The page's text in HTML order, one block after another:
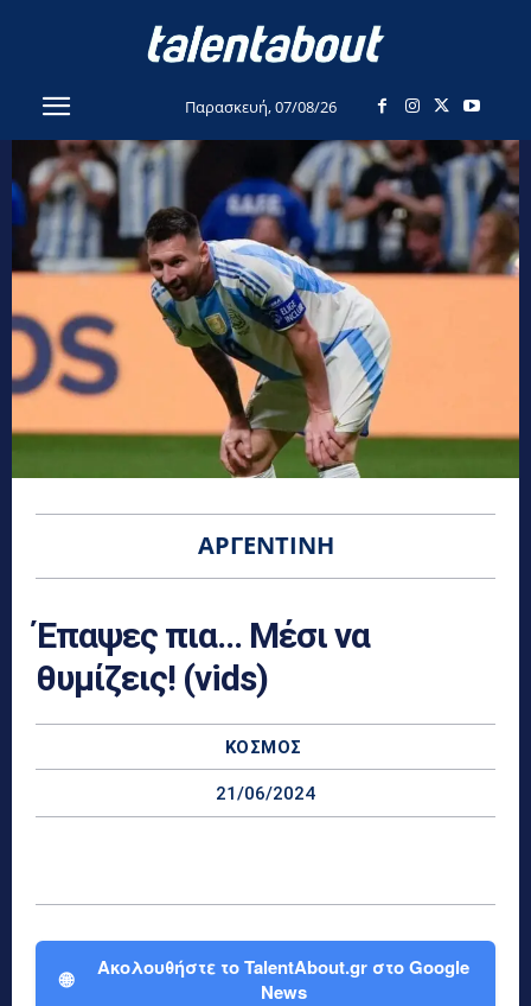
Παρασκευή, 07/08/26
ΑΡΓΕΝΤΙΝΉ
Έπαψες πια… Μέσι να
θυμίζεις! (vids)
ΚΌΣΜΟΣ
21/06/2024
🌐
Ακολουθήστε το TalentAbout.gr στο Google
News